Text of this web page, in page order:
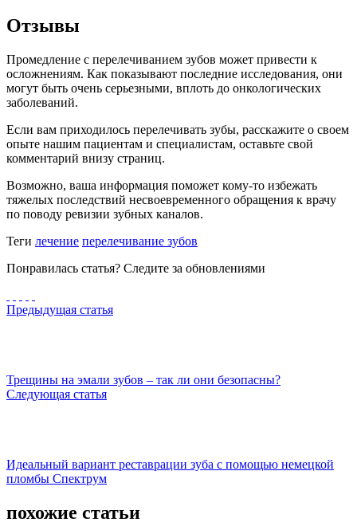
Отзывы
Промедление с перелечиванием зубов может привести к
осложнениям. Как показывают последние исследования, они
могут быть очень серьезными, вплоть до онкологических
заболеваний.
Если вам приходилось перелечивать зубы, расскажите о своем
опыте нашим пациентам и специалистам, оставьте свой
комментарий внизу страниц.
Возможно, ваша информация поможет кому-то избежать
тяжелых последствий несвоевременного обращения к врачу
по поводу ревизии зубных каналов.
Теги лечение перелечивание зубов
Понравилась статья? Следите за обновлениями
Предыдущая статья
Трещины на эмали зубов – так ли они безопасны?
Следующая статья
Идеальный вариант реставрации зуба с помощью немецкой
пломбы Спектрум
похожие статьи